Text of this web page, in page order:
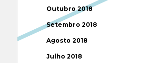
Outubro 2018
Setembro 2018
Agosto 2018
Julho 2018